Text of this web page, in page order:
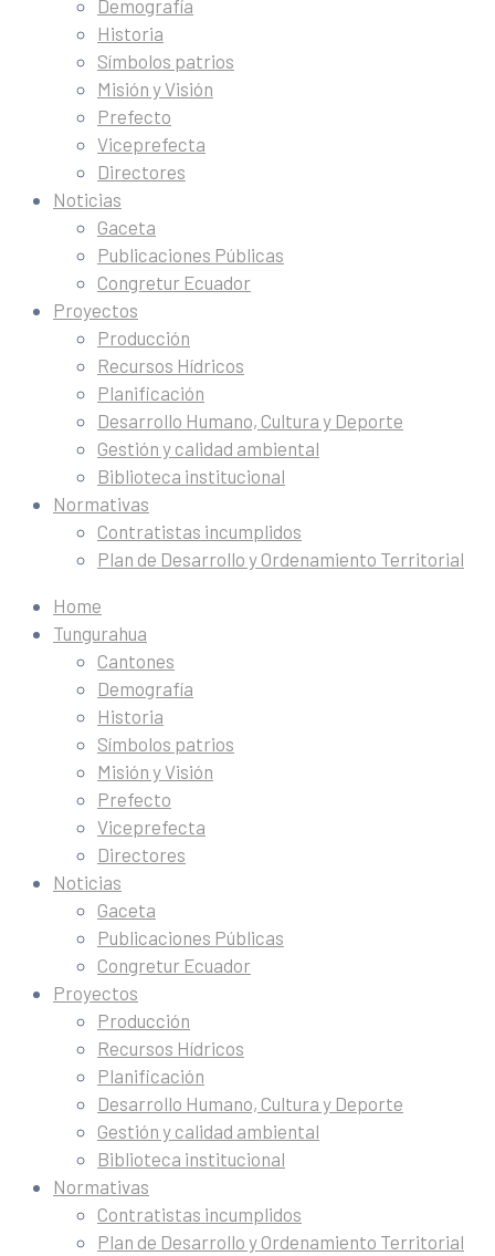
Demografía
Historia
Símbolos patrios
Misión y Visión
Prefecto
Viceprefecta
Directores
Noticias
Gaceta
Publicaciones Públicas
Congretur Ecuador
Proyectos
Producción
Recursos Hídricos
Planificación
Desarrollo Humano, Cultura y Deporte
Gestión y calidad ambiental
Biblioteca institucional
Normativas
Contratistas incumplidos
Plan de Desarrollo y Ordenamiento Territorial
Home
Tungurahua
Cantones
Demografía
Historia
Símbolos patrios
Misión y Visión
Prefecto
Viceprefecta
Directores
Noticias
Gaceta
Publicaciones Públicas
Congretur Ecuador
Proyectos
Producción
Recursos Hídricos
Planificación
Desarrollo Humano, Cultura y Deporte
Gestión y calidad ambiental
Biblioteca institucional
Normativas
Contratistas incumplidos
Plan de Desarrollo y Ordenamiento Territorial